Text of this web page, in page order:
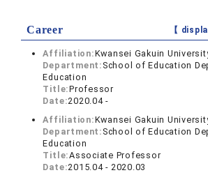
Career 【
Affiliation:Kwansei Gakuin
Department: School of Education
Education
Title:Professor
Date:2020.04 -
Affiliation:Kwansei Gakuin
Department: School of Education
Education
Title:Associate Professor
Date:2015.04 - 2020.03